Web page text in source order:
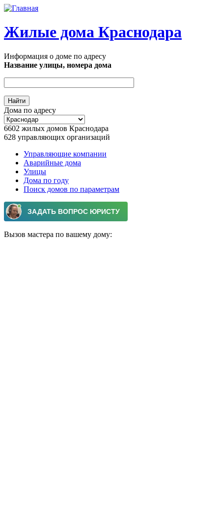
Перейти к основному содержанию
Жилые дома Краснодара
Информация о доме по адресу
Название улицы, номера дома
Дома по адресу
6602 жилых домов Краснодара
628 управляющих организаций
Главное меню
Управляющие компании
Аварийные дома
Улицы
Дома по году
Поиск домов по параметрам
Вызов мастера по вашему дому: